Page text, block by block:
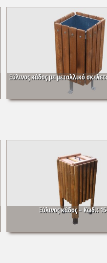
Ξύλινος κάδος με μεταλλικό
Ξύλινος κάδος – Κωδ.: